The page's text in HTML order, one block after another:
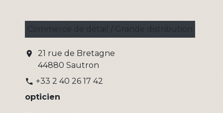
Commerce de détail / Grande distribution
location_on
21 rue de Bretagne
44880 Sautron
phone +33 2 40 26 17 42
opticien